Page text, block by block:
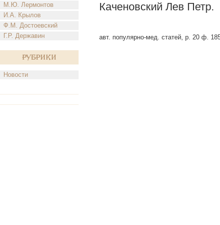
М.Ю. Лермонтов
И.А. Крылов
Ф.М. Достоевский
Г.Р. Державин
Рубрики
Новости
Каченовский Лев Петр.
авт. популярно-мед. статей, р. 20 ф.